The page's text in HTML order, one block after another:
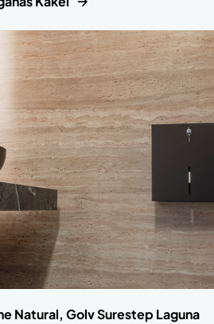
Natural, Golv Surestep Laguna